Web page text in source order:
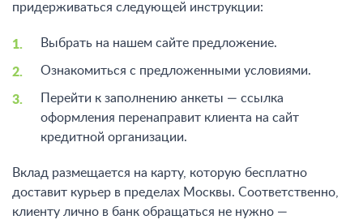
придерживаться следующей инструкции:
Выбрать на нашем сайте предложение.
Ознакомиться с предложенными условиями.
Перейти к заполнению анкеты — ссылка
оформления перенаправит клиента на сайт
кредитной организации.
Вклад размещается на карту, которую бесплатно
доставит курьер в пределах Москвы. Соответственно,
клиенту лично в банк обращаться не нужно —